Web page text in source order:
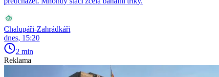
Chalupáři-Zahrádkáři
dnes, 15:20
2 min
Reklama